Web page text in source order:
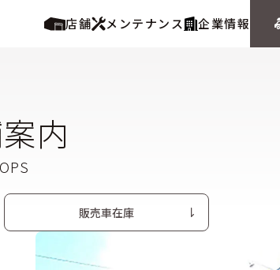
店舗 メンテナンス 企業情報
内
販売車在庫